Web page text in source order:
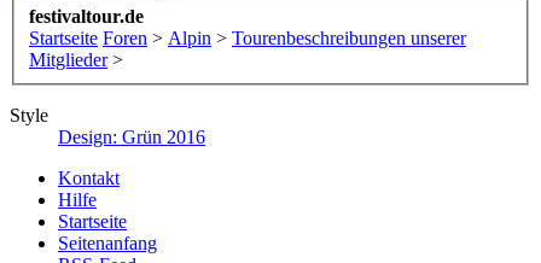
festivaltour.de
Startseite Foren > Alpin > Tourenbeschreibungen unserer
Mitglieder >
Style
Design: Grün 2016
Kontakt
Hilfe
Startseite
Seitenanfang